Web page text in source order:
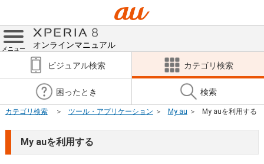
メニュー オンラインマニュアル
ビジュアル検索 カテゴリ検索
困ったとき 検索
カテゴリ検索 ツール・アプリケーション My au My auを利用する
My auを利用する